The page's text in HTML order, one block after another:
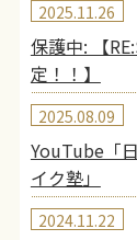
保護中: 【
定！！】
2025.11.26
YouTube「
イク塾」
2025.08.09
2024.11.22